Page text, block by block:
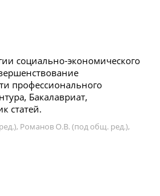
социально-экономического
профессионального
Бакалавриат,
статей.
Романов О.В. (под общ. ред.),